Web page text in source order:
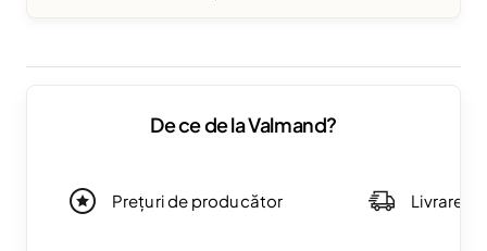
De ce de la Valmand?
Prețuri de producător Livrare